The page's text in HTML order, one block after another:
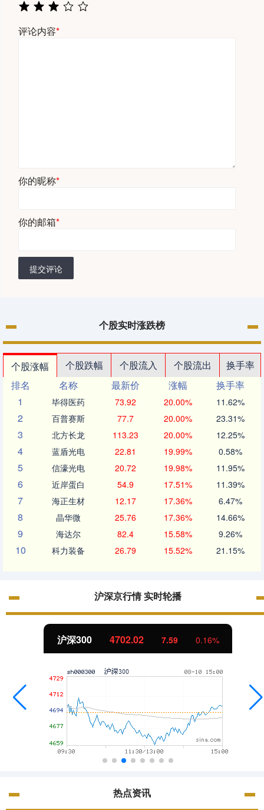
评论内容*
你的昵称*
你的邮箱*
提交评论
个股实时涨跌榜
个股涨幅 个股跌幅 个股流入 个股流出
换手率
排名
名称 最新价 涨幅
换手率
1
毕得医药 73.92 20.00% 11.62%
2 百普赛斯 77.7 20.00% 23.31%
3 北方长龙 113.23 20.00% 12.25%
4 蓝盾光电 22.81 19.99% 0.58%
5 信濠光电 20.72 19.98% 11.95%
6 近岸蛋白 54.9 17.51% 11.39%
7 海正生材 12.17 17.36% 6.47%
8 晶华微 25.76 17.36% 14.66%
9 海达尔 82.4 15.58% 9.26%
10 科力装备 26.79 15.52% 21.15%
沪深京行情 实时轮播
北证50 1122.88
热点资讯